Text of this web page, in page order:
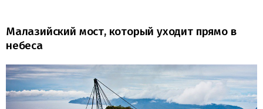
Малазийский мост, который уходит прямо в
небеса